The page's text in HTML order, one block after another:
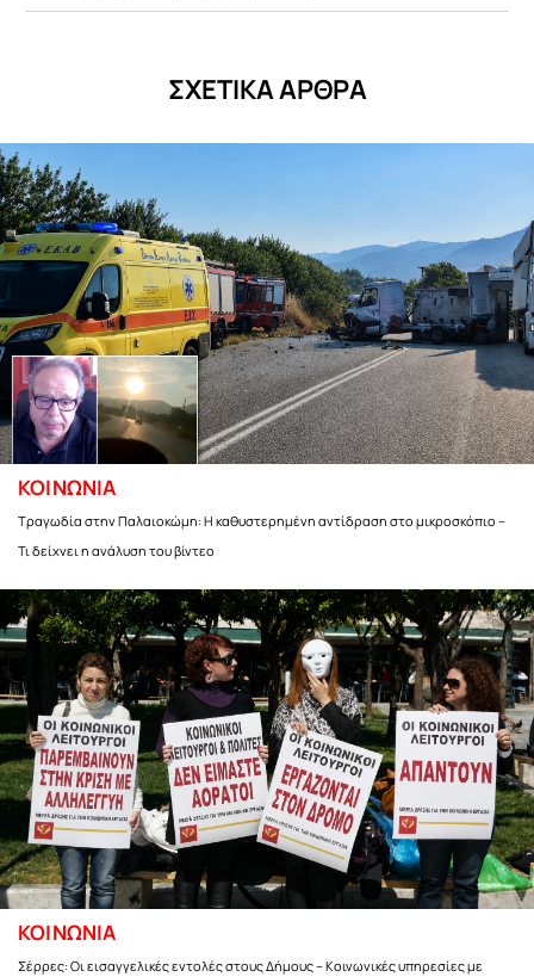
ΣΧΕΤΙΚΑ ΑΡΘΡΑ
ΚΟΙΝΩΝΙΑ
Τραγωδία στην Παλαιοκώμη: Η καθυστερημένη αντίδραση στο μικροσκόπιο –
Τι δείχνει η ανάλυση του βίντεο
ΚΟΙΝΩΝΙΑ
Σέρρες: Οι εισαγγελικές εντολές στους Δήμους – Κοινωνικές υπηρεσίες με